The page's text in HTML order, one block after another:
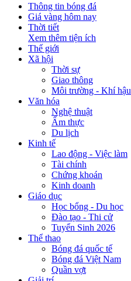
Thông tin bóng đá
Giá vàng hôm nay
Thời tiết
Xem thêm tiện ích
Thế giới
Xã hội
Thời sự
Giao thông
Môi trường - Khí hậu
Văn hóa
Nghệ thuật
Ẩm thực
Du lịch
Kinh tế
Lao động - Việc làm
Tài chính
Chứng khoán
Kinh doanh
Giáo dục
Học bổng - Du học
Đào tạo - Thi cử
Tuyển Sinh 2026
Thể thao
Bóng đá quốc tế
Bóng đá Việt Nam
Quần vợt